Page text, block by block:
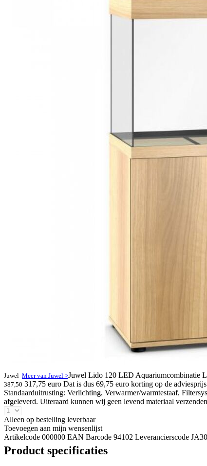
Juwel Meer van Juwel >Juwel Lido 120 LED Aquariumcombinatie
387,50 317,75 euro Dat is dus 69,75 euro korting op de
Standaarduitrusting: Verlichting, Verwarmer/warmtestaaf,
afgeleverd. Uiteraard kunnen wij geen levend materiaal
Alleen op bestelling leverbaar
Toevoegen aan mijn wensenlijst
Artikelcode 000800 EAN Barcode 94102 Leverancierscode
Product specificaties